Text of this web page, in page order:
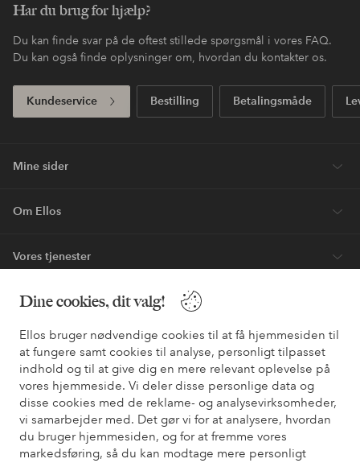
Dine cookies, dit valg!
Ellos bruger nødvendige cookies til at få hjemmesiden til
at fungere samt cookies til analyse, personligt tilpasset
indhold og til at give dig en mere relevant oplevelse på
vores hjemmeside. Vi deler disse personlige data og
disse cookies med de reklame- og analysevirksomheder,
vi samarbejder med. Det gør vi for at analysere, hvordan
du bruger hjemmesiden, og for at fremme vores
markedsføring, så du kan modtage mere personligt
Har du brug for hjælp?
Du kan finde svar på de oftest stillede spørgsmål i vores FAQ.
Du kan også finde oplysninger om, hvordan du kontakter os.
Kundeservice Bestilling Betalingsmåde
Mine sider
Om Ellos
Vores tjenester
Vilkår
Venner
Sikre betalinger - betal nu eller del op
Vil du vide mere om vores betalingsmuligheder